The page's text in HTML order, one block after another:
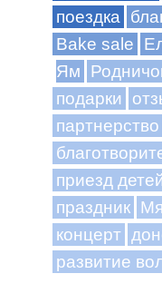
поездка
Bake sale
Ям
подарки
партнерство
приезд
праздник
концерт
развитие